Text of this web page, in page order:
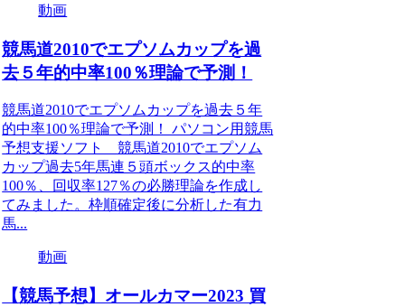
動画
競馬道2010でエプソムカップを過
去５年的中率100％理論で予測！
競馬道2010でエプソムカップを過去５年
的中率100％理論で予測！ パソコン用競馬
予想支援ソフト 競馬道2010でエプソム
カップ過去5年馬連５頭ボックス的中率
100％、回収率127％の必勝理論を作成し
てみました。枠順確定後に分析した有力
馬...
動画
【競馬予想】オールカマー2023 買